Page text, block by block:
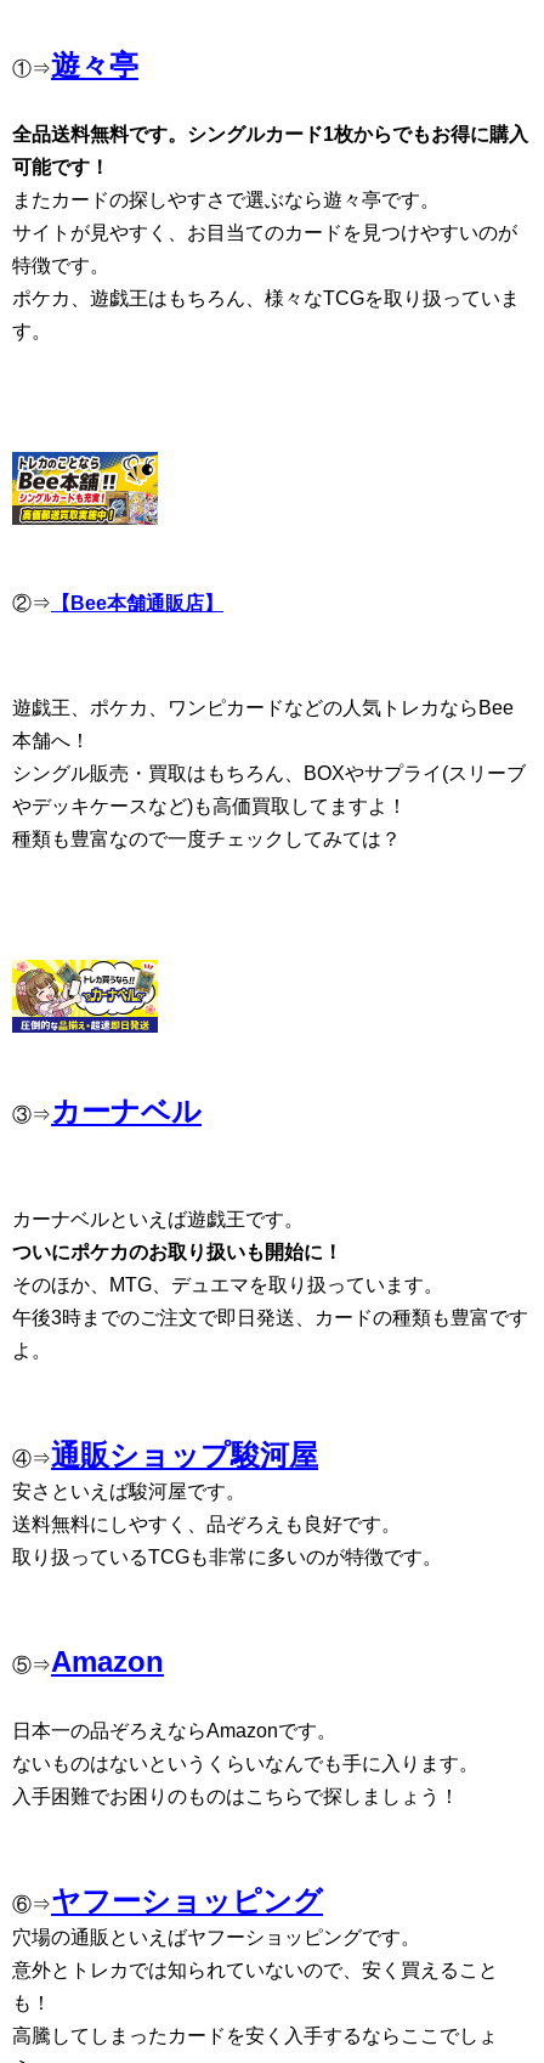
①⇒遊々亭
全品送料無料です。シングルカード1枚からでもお得に購入
可能です！
またカードの探しやすさで選ぶなら遊々亭です。
サイトが見やすく、お目当てのカードを見つけやすいのが
特徴です。
ポケカ、遊戯王はもちろん、様々なTCGを取り扱っていま
す。
②⇒ 【Bee本舗通販店】
遊戯王、ポケカ、ワンピカードなどの人気トレカならBee
本舗へ！
シングル販売・買取はもちろん、BOXやサプライ(スリーブ
やデッキケースなど)も高価買取してますよ！
種類も豊富なので一度チェックしてみては？
③⇒ カーナベル
カーナベルといえば遊戯王です。
ついにポケカのお取り扱いも開始に！
そのほか、MTG、デュエマを取り扱っています。
午後3時までのご注文で即日発送、カードの種類も豊富です
よ。
④⇒通販ショップ駿河屋
安さといえば駿河屋です。
送料無料にしやすく、品ぞろえも良好です。
取り扱っているTCGも非常に多いのが特徴です。
⑤⇒Amazon
日本一の品ぞろえならAmazonです。
ないものはないというくらいなんでも手に入ります。
入手困難でお困りのものはこちらで探しましょう！
⑥⇒ヤフーショッピング
穴場の通販といえばヤフーショッピングです。
意外とトレカでは知られていないので、安く買えること
も！
高騰してしまったカードを安く入手するならここでしょ